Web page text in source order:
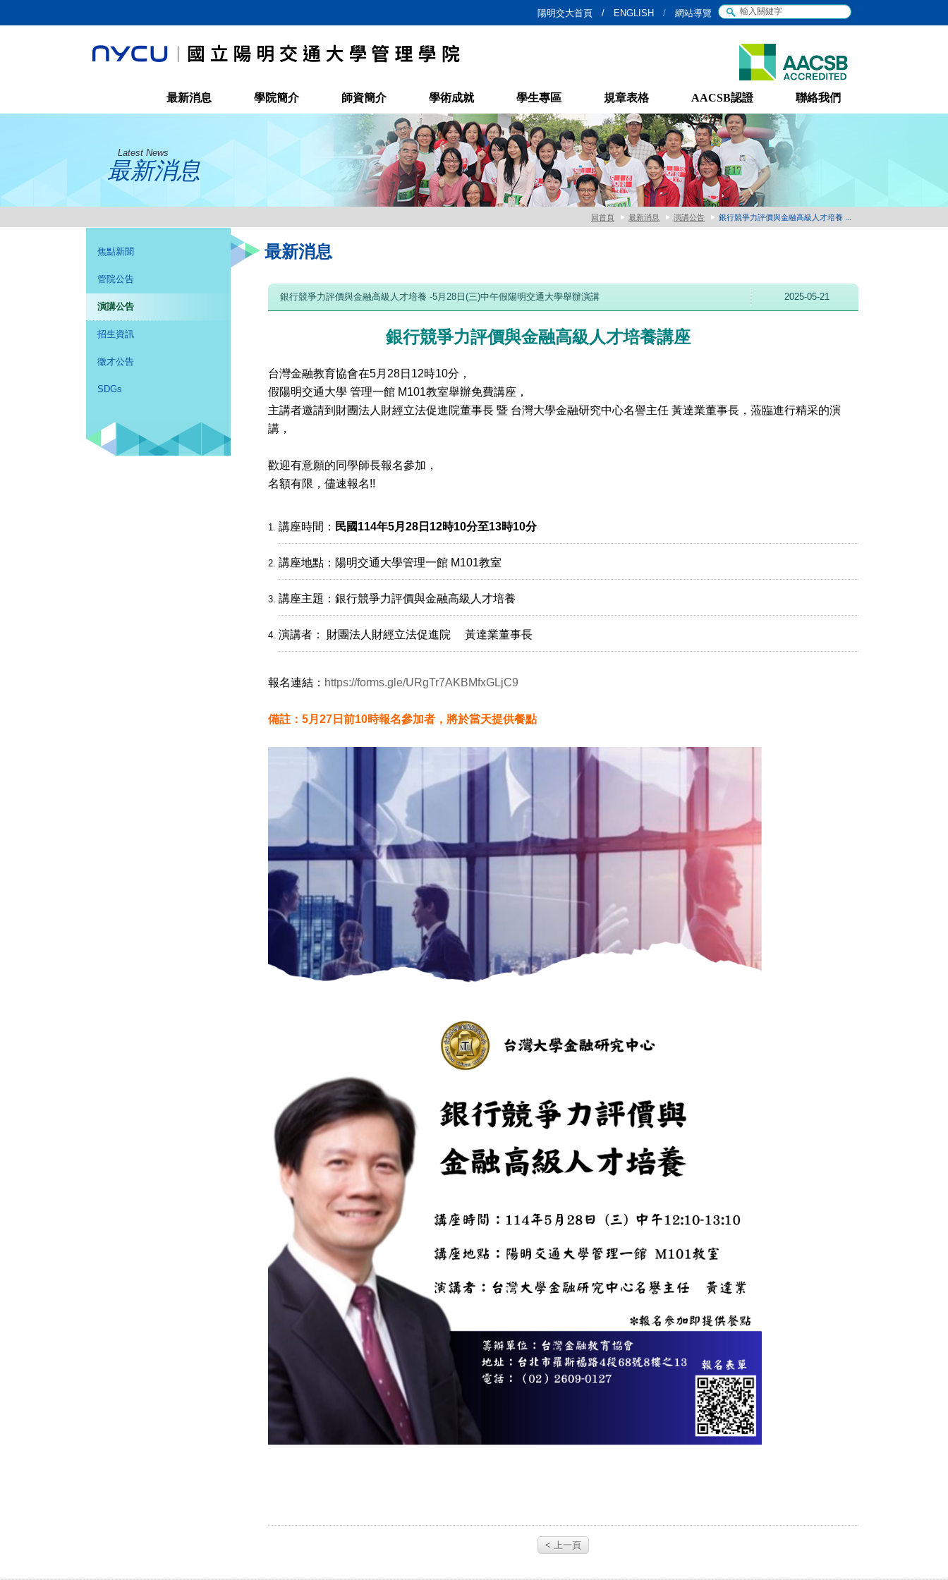
陽明交大首頁 / ENGLISH / 網站導覽
最新消息 學院簡介 師資簡介 學術成就 學生專區 規章表格 AACSB認證 聯絡我們
Latest News
最新消息
回首頁 最新消息 演講公告 銀行競爭力評價與金融高級人才培養 ...
焦點新聞
管院公告
演講公告
招生資訊
徵才公告
SDGs
最新消息
2025-05-21
銀行競爭力評價與金融高級人才培養 -5月28日(三)中午假陽明交通大學舉辦演講
銀行競爭力評價與金融高級人才培養講座
台灣金融教育協會在5月28日12時10分，
假陽明交通大學 管理一館 M101教室舉辦免費講座，
主講者邀請到財團法人財經立法促進院董事長 暨 台灣大學金融研究中心名譽主任 黃達業董事長，蒞臨進行精采的演
講，
歡迎有意願的同學師長報名參加，
名額有限，儘速報名!!
講座時間： 民國114年5月28日12時10分至13時10分
講座地點：陽明交通大學管理一館 M101教室
講座主題：銀行競爭力評價與金融高級人才培養
演講者： 財團法人財經立法促進院 黃達業董事長
報名連結： https://forms.gle/URgTr7AKBMfxGLjC9
備註：5月27日前10時報名參加者，將於當天提供餐點
< 上一頁